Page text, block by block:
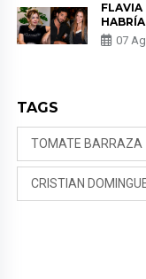
FLAVIA
DE LAS
07
TAGS
TOMATE BARRAZA
CRISTIAN